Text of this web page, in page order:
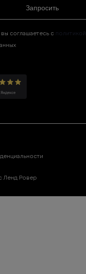
Запросить
соглашаетесь с политикой
Ленд Ровер